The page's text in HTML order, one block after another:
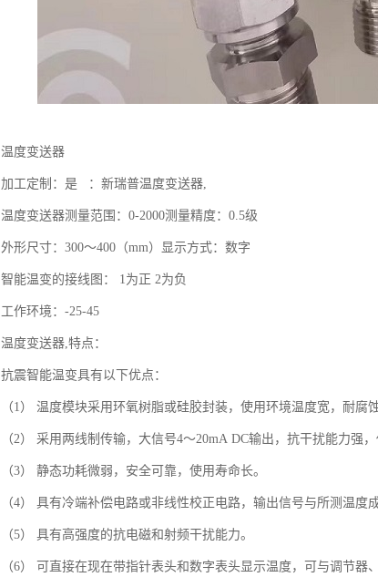
温度变送器
加工定制：是 ：新瑞普温度变送器,
温度变送器测量范围：0-2000测量精度：0.5级
外形尺寸：300～400（mm）显示方式：数字
智能温变的接线图： 1为正 2为负
工作环境：-25-45
温度变送器,特点：
抗震智能温变具有以下优点：
（1） 温度模块采用环氧树脂或硅胶封装，使用环境温度宽，耐腐
（2） 采用两线制传输，大信号4～20mA DC输出，抗干扰能力强，
（3） 静态功耗微弱，安全可靠，使用寿命长。
（4） 具有冷端补偿电路或非线性校正电路，输出信号与所测温度
（5） 具有高强度的抗电磁和射频干扰能力。
（6） 可直接在现在带指针表头和数字表头显示温度，可与调节